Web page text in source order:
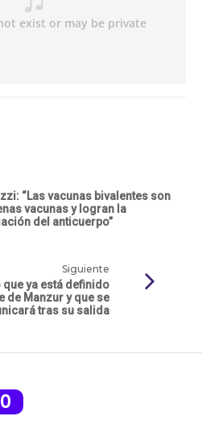
“Las vacunas bivalentes son
vacunas y logran la
del anticuerpo”
Siguiente
que ya está definido
de Manzur y que se
tras su salida